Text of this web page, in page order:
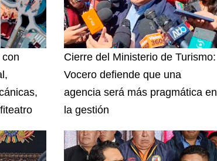
Cierre del Ministerio de Turismo:
Vocero defiende que una
agencia será más pragmática en
la gestión